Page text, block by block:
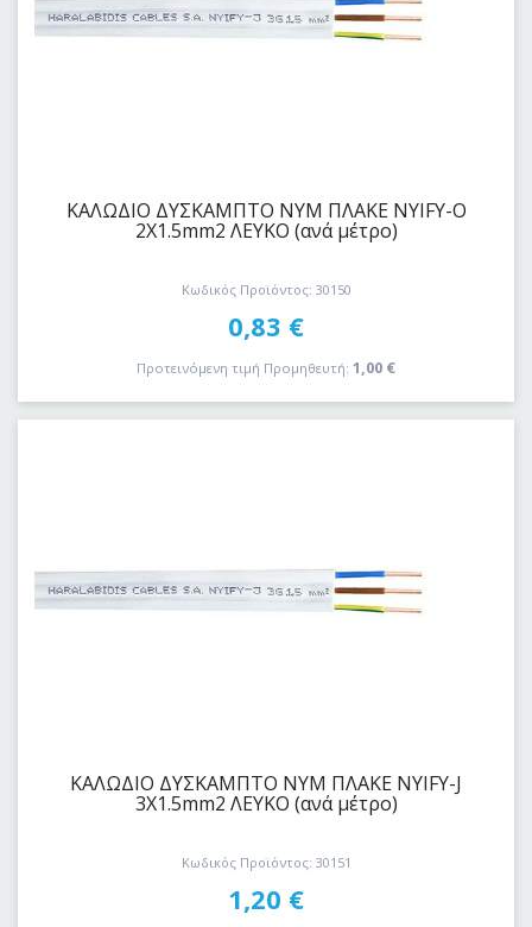
ΚΑΛΩΔΙΟ ΔYΣKAΜΠΤΟ ΝΥΜ ΠΛΑΚΕ NYIFY-O
2Χ1.5mm2 ΛΕΥΚΟ (ανά μέτρο)
Κωδικός Προϊόντος: 30150
0,83 €
Προτεινόμενη τιμή Προμηθευτή: 1,00 €
ΚΑΛΩΔΙΟ ΔYΣKAΜΠΤΟ ΝΥΜ ΠΛΑΚΕ NYIFY-J
3Χ1.5mm2 ΛΕΥΚΟ (ανά μέτρο)
Κωδικός Προϊόντος: 30151
1,20 €